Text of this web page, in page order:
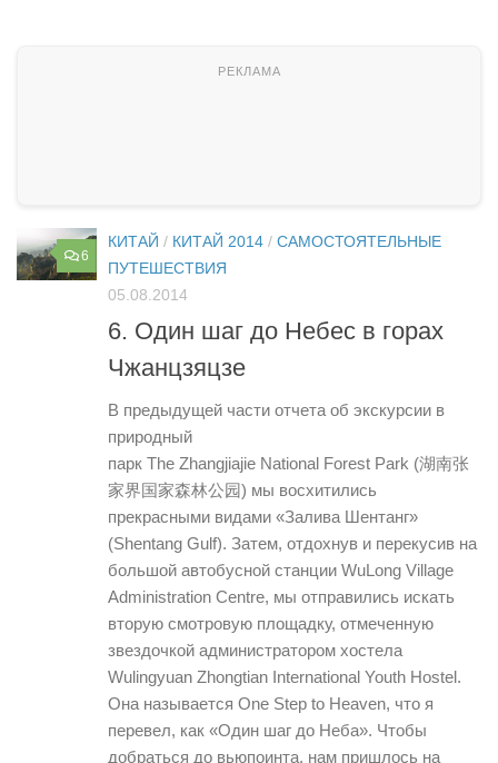
6
КИТАЙ / КИТАЙ 2014 / САМОСТОЯТЕЛЬНЫЕ
ПУТЕШЕСТВИЯ
05.08.2014
6. Один шаг до Небес в горах
Чжанцзяцзе
В предыдущей части отчета об экскурсии в
природный
парк The Zhangjiajie National Forest Park (湖南张
家界国家森林公园) мы восхитились
прекрасными видами «Залива Шентанг»
(Shentang Gulf). Затем, отдохнув и перекусив на
большой автобусной станции WuLong Village
Administration Centre, мы отправились искать
вторую смотровую площадку, отмеченную
звездочкой администратором хостела
Wulingyuan Zhongtian International Youth Hostel.
Она называется One Step to Heaven, что я
перевел, как «Один шаг до Неба». Чтобы
добраться до вьюпоинта, нам пришлось на